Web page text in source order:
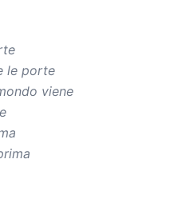
le porte
viene